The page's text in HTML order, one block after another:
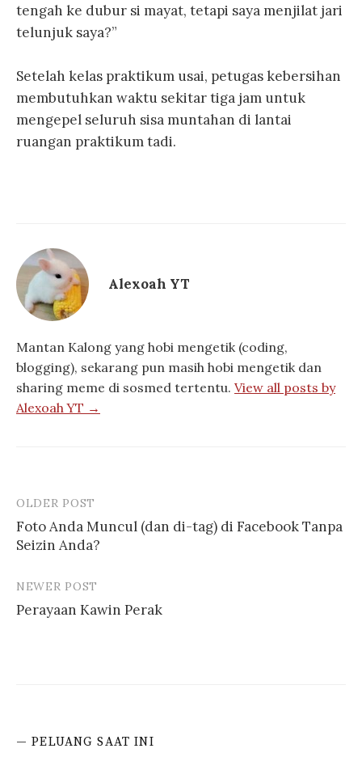
tengah ke dubur si mayat, tetapi saya menjilat jari
telunjuk saya?”
Setelah kelas praktikum usai, petugas kebersihan
membutuhkan waktu sekitar tiga jam untuk
mengepel seluruh sisa muntahan di lantai
ruangan praktikum tadi.
Alexoah YT
Mantan Kalong yang hobi mengetik (coding,
blogging), sekarang pun masih hobi mengetik dan
sharing meme di sosmed tertentu. View all posts by
Alexoah YT →
Post
navigation
OLDER POST
Foto Anda Muncul (dan di-tag) di Facebook Tanpa
Seizin Anda?
NEWER POST
Perayaan Kawin Perak
— PELUANG SAAT INI